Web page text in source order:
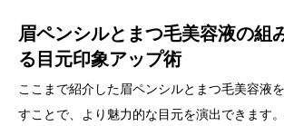
眉ペンシルとまつ毛美容液の組
る目元印象アップ術
ここまで紹介した眉ペンシルとまつ毛美容液
すことで、より魅力的な目元を演出できます